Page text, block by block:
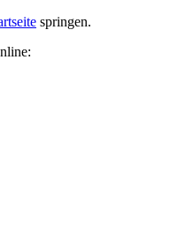
springen.